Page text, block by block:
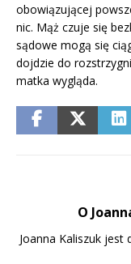
obowiązującej
nic. Mąż czuje się
sądowe mogą się
dojdzie do
matka wygląda.
O
Joanna Kaliszuk jest